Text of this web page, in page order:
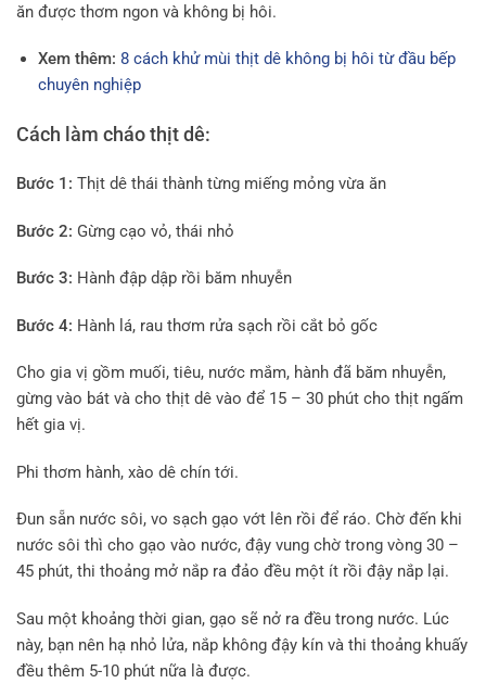
ăn được thơm ngon và không bị hôi.
Xem thêm: 8 cách khử mùi thịt dê không bị hôi từ đầu bếp
chuyên nghiệp
Cách làm cháo thịt dê:
Bước 1: Thịt dê thái thành từng miếng mỏng vừa ăn
Bước 2: Gừng cạo vỏ, thái nhỏ
Bước 3: Hành đập dập rồi băm nhuyễn
Bước 4: Hành lá, rau thơm rửa sạch rồi cắt bỏ gốc
Cho gia vị gồm muối, tiêu, nước mắm, hành đã băm nhuyễn,
gừng vào bát và cho thịt dê vào để 15 – 30 phút cho thịt ngấm
hết gia vị.
Phi thơm hành, xào dê chín tới.
Đun sẵn nước sôi, vo sạch gạo vớt lên rồi để ráo. Chờ đến khi
nước sôi thì cho gạo vào nước, đậy vung chờ trong vòng 30 –
45 phút, thi thoảng mở nắp ra đảo đều một ít rồi đậy nắp lại.
Sau một khoảng thời gian, gạo sẽ nở ra đều trong nước. Lúc
này, bạn nên hạ nhỏ lửa, nắp không đậy kín và thi thoảng khuấy
đều thêm 5-10 phút nữa là được.